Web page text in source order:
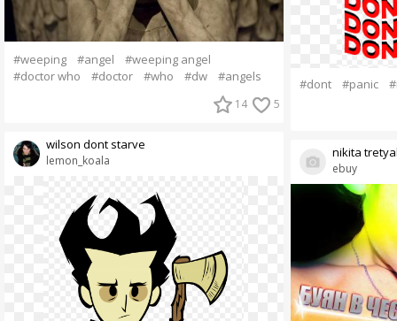
#weeping #angel
#weeping angel
#doctor who
#doctor #who #dw #angels
14 5
lemon_koala
wilson dont starve
#dont #panic
ebuy
nikita